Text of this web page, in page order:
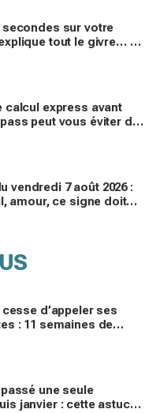
secondes sur votre
tout le givre… et
calcul express avant
peut vous éviter de
vendredi 7 août 2026 :
amour, ce signe doit
d’appeler ses
: 11 semaines de
une seule
janvier : cette astuce